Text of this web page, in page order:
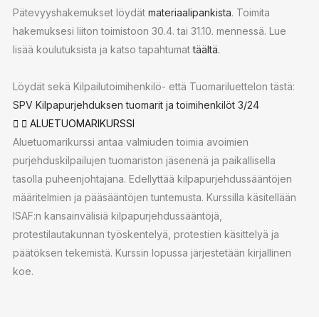
Pätevyyshakemukset löydät materiaalipankista. Toimita
hakemuksesi liiton toimistoon 30.4. tai 31.10. mennessä. Lue
lisää koulutuksista ja katso tapahtumattäältä.
Löydät sekä Kilpailutoimihenkilö- että Tuomariluettelon tästä:
SPV Kilpapurjehduksen tuomarit ja toimihenkilöt 3/24
ALUETUOMARIKURSSI
Aluetuomarikurssi antaa valmiuden toimia avoimien
purjehduskilpailujen tuomariston jäsenenä ja paikallisella
tasolla puheenjohtajana. Edellyttää kilpapurjehdussääntöjen
määritelmien ja pääsääntöjen tuntemusta. Kurssilla käsitellään
ISAF:n kansainvälisiä kilpapurjehdussääntöjä,
protestilautakunnan työskentelyä, protestien käsittelyä ja
päätöksen tekemistä. Kurssin lopussa järjestetään kirjallinen
koe.